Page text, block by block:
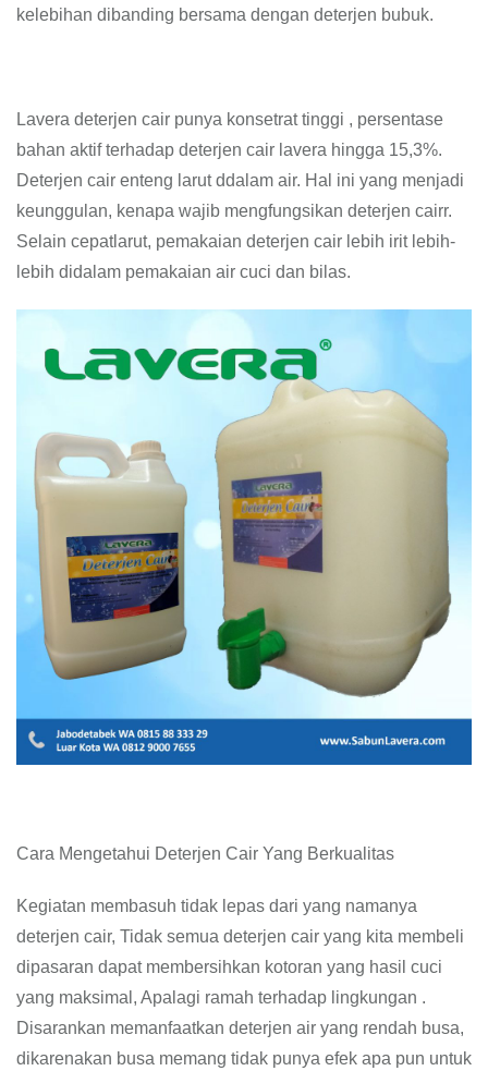
kelebihan dibanding bersama dengan deterjen bubuk.
Lavera deterjen cair punya konsetrat tinggi , persentase
bahan aktif terhadap deterjen cair lavera hingga 15,3%.
Deterjen cair enteng larut ddalam air. Hal ini yang menjadi
keunggulan, kenapa wajib mengfungsikan deterjen cairr.
Selain cepatlarut, pemakaian deterjen cair lebih irit lebih-
lebih didalam pemakaian air cuci dan bilas.
Cara Mengetahui Deterjen Cair Yang Berkualitas
Kegiatan membasuh tidak lepas dari yang namanya
deterjen cair, Tidak semua deterjen cair yang kita membeli
dipasaran dapat membersihkan kotoran yang hasil cuci
yang maksimal, Apalagi ramah terhadap lingkungan .
Disarankan memanfaatkan deterjen air yang rendah busa,
dikarenakan busa memang tidak punya efek apa pun untuk